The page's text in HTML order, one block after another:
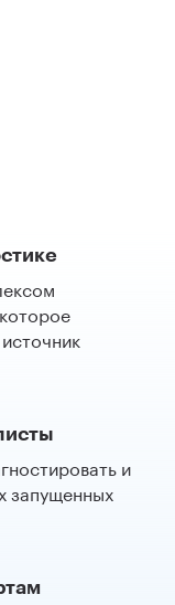
и
запущенных